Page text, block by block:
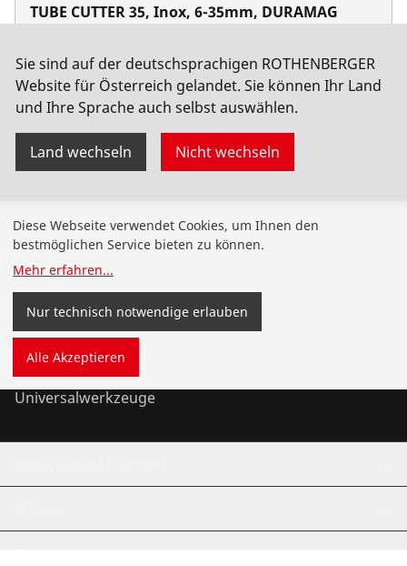
TUBE CUTTER 35, Inox, 6-35mm, DURAMAG
Sie sind auf der deutschsprachigen ROTHENBERGER
Website für Österreich gelandet. Sie können Ihr Land
und Ihre Sprache auch selbst auswählen.
Land wechseln Nicht wechseln
Produkte
Installation
Wartung
Kälte- und Klimatechnik
Universalwerkzeuge
Diese Webseite verwendet Cookies, um Ihnen den
bestmöglichen Service bieten zu können.
Mehr erfahren...
Nur technisch notwendige erlauben
Alle Akzeptieren